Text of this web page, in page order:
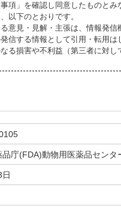
項」を確認し同意したものとみ
以下のとおりです。
意見・見解・主張は、情報発
信する情報として引用・転用は
る損害や不利益（第三者に対
庁(FDA)動物用医薬品セン